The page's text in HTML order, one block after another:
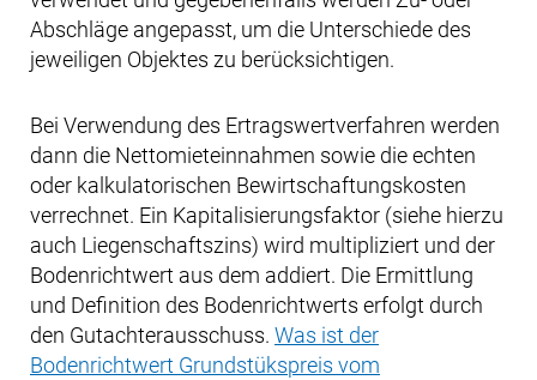
Abschläge angepasst, um die Unterschiede des
jeweiligen Objektes zu berücksichtigen.
Bei Verwendung des Ertragswertverfahren werden
dann die Nettomieteinnahmen sowie die echten
oder kalkulatorischen Bewirtschaftungskosten
verrechnet. Ein Kapitalisierungsfaktor (siehe hierzu
auch Liegenschaftszins) wird multipliziert und der
Bodenrichtwert aus dem addiert. Die Ermittlung
und Definition des Bodenrichtwerts erfolgt durch
den Gutachterausschuss. Was ist der
Bodenrichtwert Grundstükspreis vom